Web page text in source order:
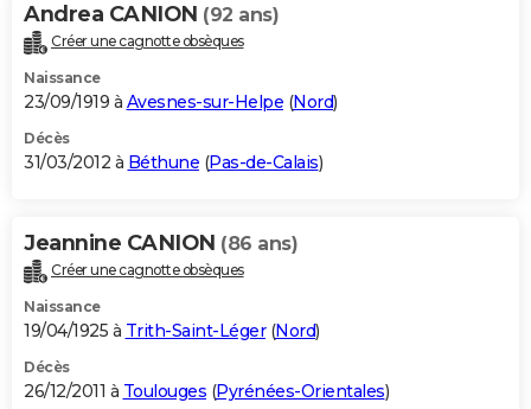
Andrea CANION (92 ans)
Créer une cagnotte obsèques
Naissance
23/09/1919 à Avesnes-sur-Helpe (Nord)
Décès
31/03/2012 à Béthune (Pas-de-Calais)
Jeannine CANION (86 ans)
Créer une cagnotte obsèques
Naissance
19/04/1925 à Trith-Saint-Léger(Nord)
Décès
26/12/2011 à Toulouges (Pyrénées-Orientales)